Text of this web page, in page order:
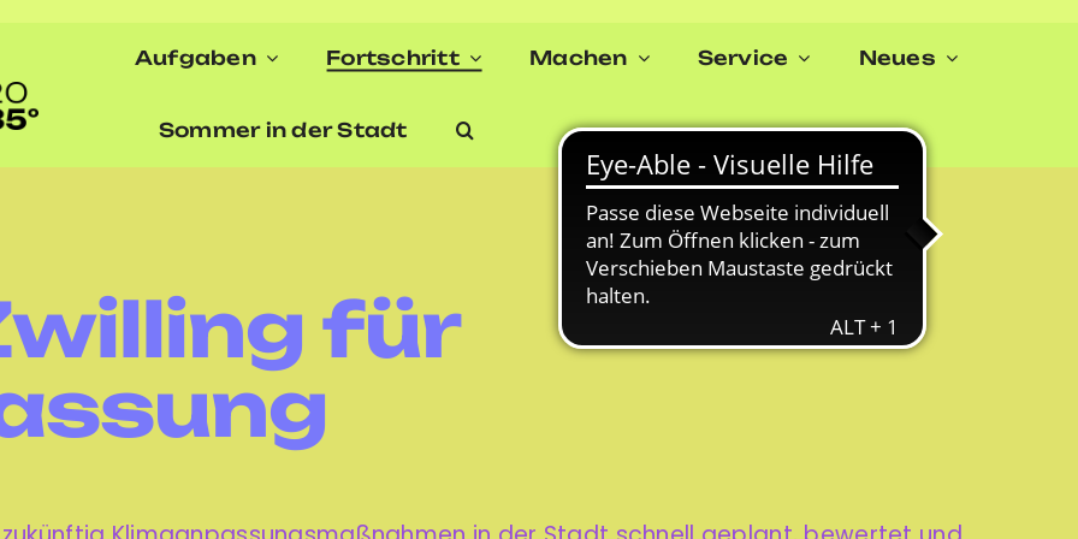
Aufgaben Fortschritt Machen Service Neues
Sommer in der Stadt
für